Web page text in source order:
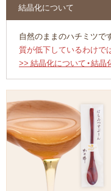
結晶化について
自然のままのハチミツで
質が低下しているわけで
>> 結晶化について・結晶